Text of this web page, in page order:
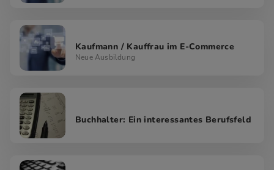
Kaufmann / Kauffrau im E-Commerce
Neue Ausbildung
Buchhalter: Ein interessantes Berufsfeld